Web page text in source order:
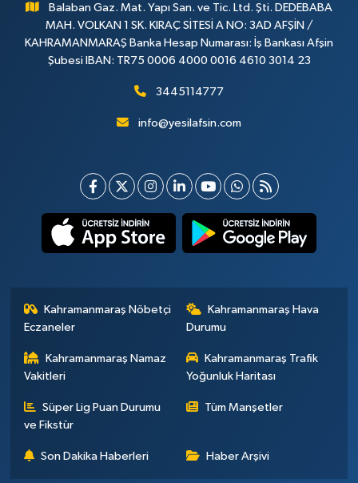
Balaban Gaz. Mat. Yapı San. ve Tic. Ltd. Şti. DEDEBABA
MAH. VOLKAN 1 SK. KIRAÇ SİTESİ A NO: 3AD AFŞİN /
KAHRAMANMARAŞ Banka Hesap Numarası: İş Bankası Afşin
Şubesi IBAN: TR75 0006 4000 0016 4610 3014 23
3445114777
info@yesilafsin.com
Kahramanmaraş Nöbetçi
Eczaneler
Kahramanmaraş Hava
Durumu
Kahramanmaraş Namaz
Vakitleri
Kahramanmaraş Trafik
Yoğunluk Haritası
Süper Lig Puan Durumu
ve Fikstür
Tüm Manşetler
Son Dakika Haberleri Haber Arşivi